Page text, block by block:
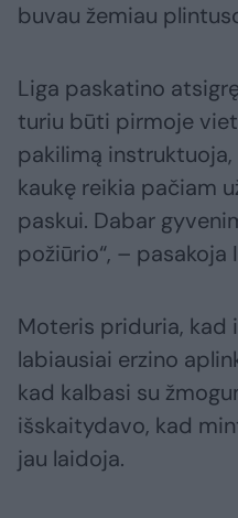
buvau žemiau
Liga paskatino
turiu būti pirmoje
pakilimą
kaukę reikia pačiam
paskui. Dabar
požiūrio“, – pasakoja
Moteris priduria, kad
labiausiai erzino
kad kalbasi su
išskaitydavo, kad
jau laidoja.